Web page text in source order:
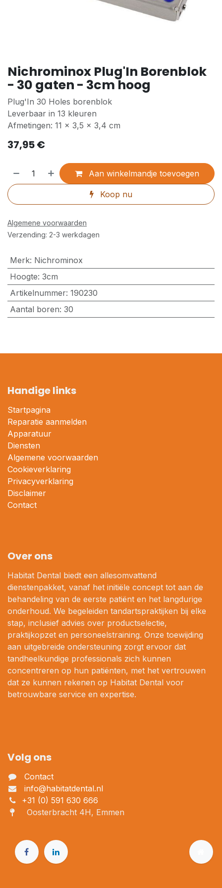
Nichrominox Plug'In Borenblok
- 30 gaten - 3cm hoog
Plug'In 30 Holes borenblok
Leverbaar in 13 kleuren
Afmetingen: 11 x 3,5 x 3,4 cm
37,95€
Aan winkelmandje toevoegen
Koop nu
Algemene voorwaarden
Verzending: 2-3 werkdagen
Merk: Nichrominox
Hoogte: 3cm
Artikelnummer: 190230
Aantal boren: 30
Handige links
Startpagina
Reparatie aanmelden
Apparatuur
Diensten
Algemene voorwaarden
Cookieverklaring
Privacyverklaring
Disclaimer
Contact
Over ons
Habitat Dental biedt een allesomvattend
dienstenpakket, vanaf het initiële concept tot aan de
behandeling van de eerste patiënt en het langdurige
onderhoud. We begeleiden tandartspraktijken bij elke
stap, inclusief advies over productselectie,
praktijkopzet en personeelstraining. Onze toewijding
aan uitgebreide ondersteuning zorgt ervoor dat
tandheelkundige professionals zich kunnen
concentreren op hun patiënten, met het vertrouwen
dat ze kunnen rekenen op Habitat Dental voor
betrouwbare service en expertise.
Volg ons
Contact
info@habitatdental.nl
+31 (0) 591 630 666
Oosterbracht 4H, Emmen